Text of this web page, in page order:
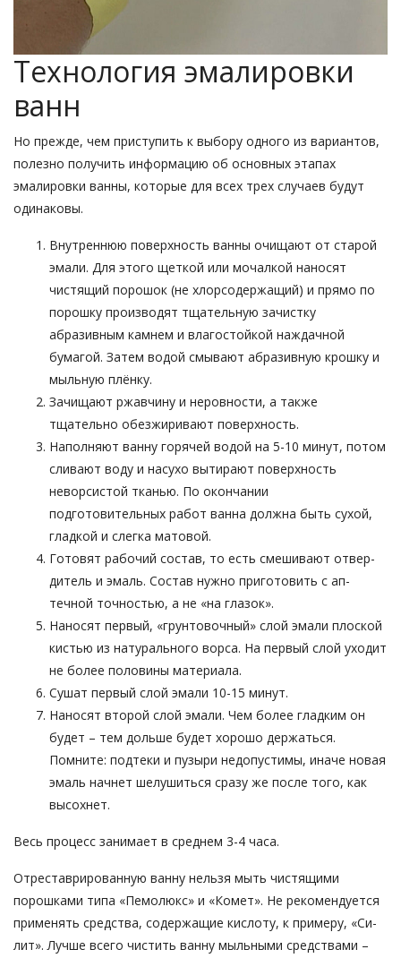
Технология эмалировки
ванн
Но прежде, чем приступить к выбору одного из вариантов,
полезно получить информацию об основных этапах
эмалировки ванны, которые для всех трех случаев будут
одинаковы.
Внутреннюю поверхность ванны очищают от ста­рой
эмали. Для этого щеткой или мочалкой наносят
чистящий порошок (не хлорсодержащий) и прямо по
порошку производят тщательную зачистку
абразивным камнем и влагостойкой наждачной
бумагой. Затем водой смывают абразивную крош­ку и
мыльную плёнку.
Зачищают ржавчину и неровности, а также
тщательно обезжиривают поверхность.
Наполняют ванну горячей водой на 5-10 минут, потом
сливают воду и насухо вытирают поверхность
неворсистой тканью. По окончании
подготовительных работ ванна должна быть сухой,
гладкой и слегка матовой.
Готовят рабочий состав, то есть смешивают отвер­
дитель и эмаль. Состав нужно приготовить с ап­
течной точностью, а не «на глазок».
Наносят первый, «грунтовочный» слой эмали плоской
кис­тью из натурального ворса. На первый слой уходит
не более половины материала.
Сушат первый слой эмали 10-15 минут.
Наносят второй слой эмали. Чем более гладким он
будет – тем дольше будет хорошо держаться.
Помните: подтеки и пузыри недопустимы, иначе новая
эмаль начнет шелушиться сразу же после того, как
высохнет.
Весь процесс занимает в среднем 3-4 часа.
Отреставрированную ванну нельзя мыть чистящими
порошками типа «Пемолюкс» и «Комет». Не рекомендуется
применять средства, содержащие кислоту, к примеру, «Си­
лит». Лучше всего чистить ванну мыльными средствами –